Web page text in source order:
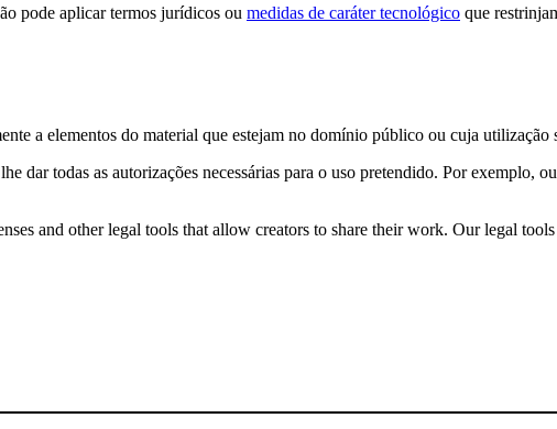
pode aplicar termos jurídicos ou medidas de caráter tecnológico que
a elementos do material que estejam no domínio público ou cuja utilização
dar todas as autorizações necessárias para o uso pretendido. Por exemplo,
and other legal tools that allow creators to share their work. Our legal tools